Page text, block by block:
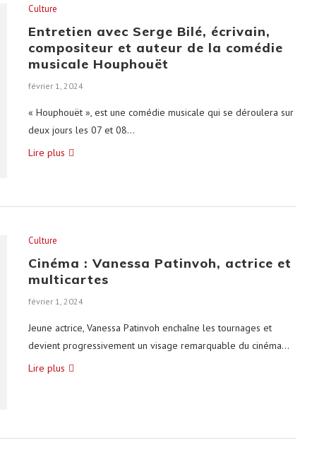
Culture
Entretien avec Serge Bilé, écrivain,
compositeur et auteur de la comédie
musicale Houphouët
février 1, 2024
« Houphouët », est une comédie musicale qui se déroulera sur
deux jours les 07 et 08…
Lire plus
Culture
Cinéma : Vanessa Patinvoh, actrice et
multicartes
février 1, 2024
Jeune actrice, Vanessa Patinvoh enchaîne les tournages et
devient progressivement un visage remarquable du cinéma…
Lire plus